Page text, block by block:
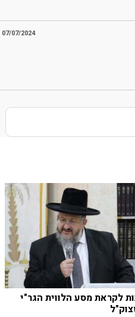
07/07/2024 בשעה 19:43
לקראת מסע הלווית הגר"י